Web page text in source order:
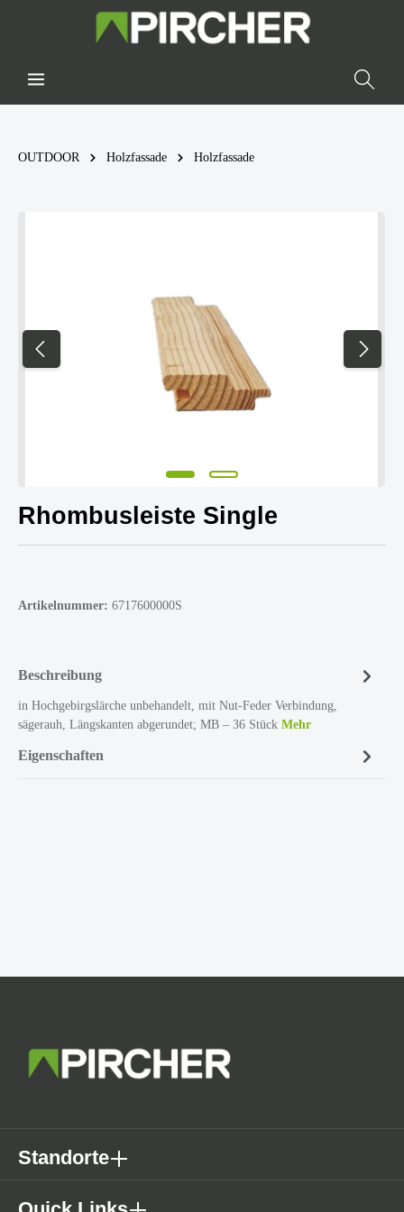
OUTDOOR Holzfassade Holzfassade
Rhombusleiste Single
Artikelnummer: 6717600000S
Beschreibung
in Hochgebirgslärche unbehandelt, mit Nut-Feder Verbindung,
sägerauh, Längskanten abgerundet; MB – 36 Stück Mehr
Eigenschaften
Standorte